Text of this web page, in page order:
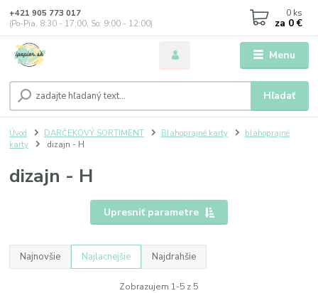
Menu
Hľadať
+421 905 773 017
(Po-Pia, 8:30 - 17:00, So: 9:00 - 12:00)
0 ks
za 0 €
Úvod DARČEKOVÝ SORTIMENT Blahoprajné karty
blahoprajné
karty
dizajn - H
dizajn - H
Upresniť parametre
Najnovšie Najlacnejšie Najdrahšie
Zobrazujem 1-5 z 5